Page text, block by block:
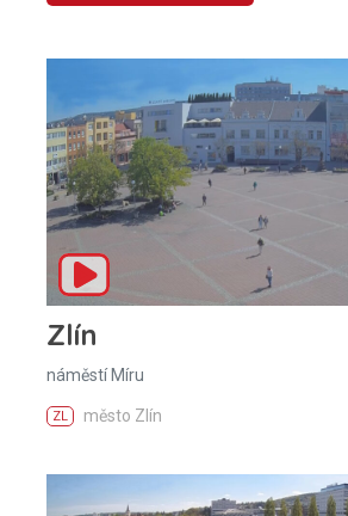
Zlín
náměstí Míru
ZL město Zlín